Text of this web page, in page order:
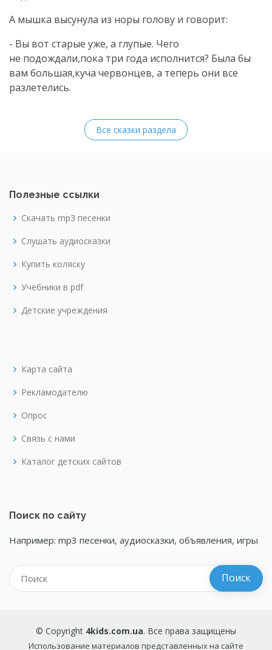
А мышка высунула из норы голову и говорит:
- Вы вот старые уже, а глупые. Чего
не подождали,пока три года исполнится? Была бы
вам большая,куча червонцев, а теперь они все
разлетелись.
Все сказки раздела
Полезные ссылки
Скачать mp3 песенки
Слушать аудиосказки
Купить коляску
Учебники в pdf
Детские учреждения
Карта сайта
Рекламодателю
Опрос
Связь с нами
Каталог детских сайтов
Поиск по сайту
Например: mp3 песенки, аудиосказки, объявления, игры
© Copyright 4kids.com.ua. Все права защищены
Использование материалов представленных на сайте